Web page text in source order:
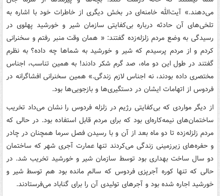
می‌دهند.» آیت‌الله خامنه‌ای در بخش دیگری از خاطرات خود با اشاره به
تلخی‌های آن حادثه درباره بی‌کفایتی سازمان شیر و خورشید پهلوی در
رسیدگی به وضع مردم زلزله‌زده گفتند: « همان وقت منبر رفتم و سخنرانی
کردم و از مردم پرسیدم که شیر و خورشید به شماها چه داده؟ به نظرم
گفتند در طول این دو ماه، صد گرم شکر دادند! به همین تناسب، اجناس
مختصری داده بودند، نه اجناس لازم زندگی.» همین سخنرانی‌ افشاگرانه در
فردوس از اتهامات ایشان در دستگیری‌ها و بازجویی‌ها بود.
از دیگر مواردی که بی‌کفایتی رژیم در زلزله فردوس را نشان می‌داد تخریب
ساختمان‌های نیمه‌کاره‌ای بود که برای مردم قابل استفاده بود. در حالی که
مردم زلزله‌زده تا دو ماه بعد از آن و با رسیدن فصل سرما همچنان در چادر
و حفره‌های زیرزمینی زندگی می‌کردند تنها عمارت آجری شهر که ساختمان
دو سال ساخت بهداری بود توسط سازمان شیر و خورشید تخریب شد. در
حالی که تنها کوره‌ آجرپزی فردوس که سالم مانده بود هم توسط شیر و
خورشید اجاره شده بود و آجرهای تولیدی آن را برای گناباد می‌فرستادند.